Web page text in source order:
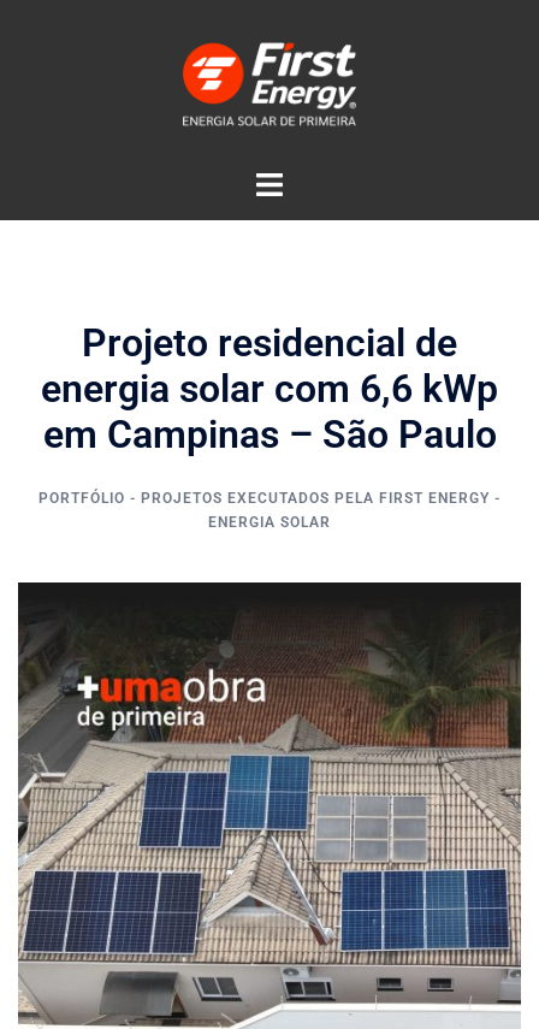
Projeto residencial de
energia solar com 6,6 kWp
em Campinas – São Paulo
PORTFÓLIO - PROJETOS EXECUTADOS PELA FIRST ENERGY -
ENERGIA SOLAR